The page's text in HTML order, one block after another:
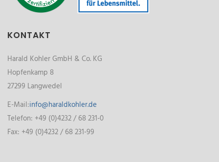
KONTAKT
Harald Kohler GmbH & Co. KG
Hopfenkamp 8
27299 Langwedel
E-Mail:info@haraldkohler.de
Telefon: +49 (0)4232 / 68 231-0
Fax: +49 (0)4232 / 68 231-99